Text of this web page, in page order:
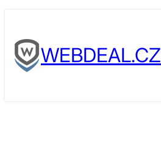
contentWEBDEAL.CZ